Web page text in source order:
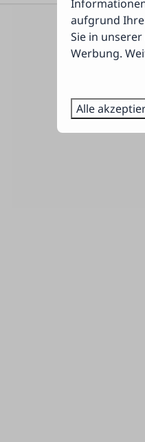
(1 Auto) (13)
aufgrund
Sie in unserer
Werbung.
Alle